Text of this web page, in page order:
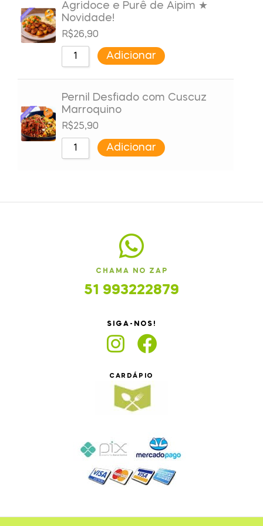
Agridoce e Purê de Aipim ★
Novidade!
R$26,90
Adicionar
Pernil Desfiado com Cuscuz
Marroquino
R$25,90
Adicionar
CHAMA NO ZAP
51 993222879
SIGA-NOS!
CARDÁPIO